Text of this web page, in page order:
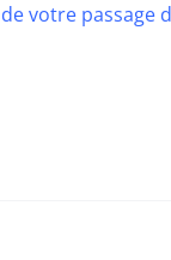
votre passage